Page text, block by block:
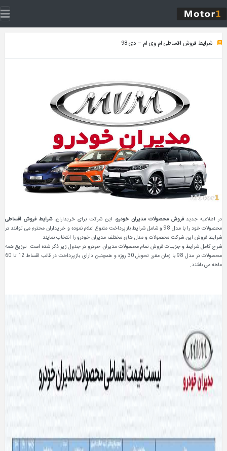
شرایط فروش اقساطی ام وی ام – دی 98
در اطلاعیه جدیدفروش محصولات مدیران خودرو، این شرکت برای خریداران،شرایط فروش اقساطی
محصولات خود را با مدل 98 و شامل شرایط بازپرداخت متنوع اعلام نموده و خریداران محترم می توانند در
شرایط فروش این شرکت محصولات و مدل های مختلف مدیران خودرو را انتخاب نمایند.
شرح کامل شرایط و جزییات فروش تمام محصولات مدیران خودرو در جدول زیر ذکر شده است. توزیع همه
محصولات در مدل 98 با زمان مقرر تحویل 30 روزه و همچنین دارای بازپرداخت در قالب اقساط 12 تا 60
ماهه می باشند.